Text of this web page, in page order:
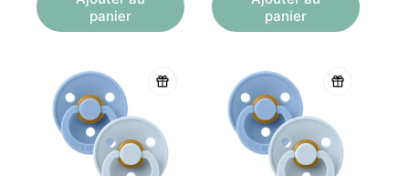
panier
panier